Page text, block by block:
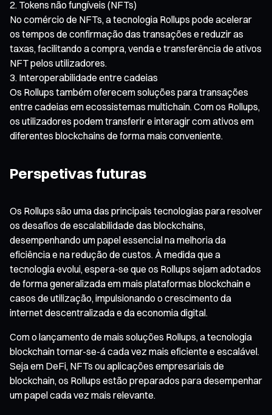
Tokens não fungíveis (NFTs)
No comércio de NFTs, a tecnologia Rollups pode acelerar
os tempos de confirmação das transações e reduzir as
taxas, facilitando a compra, venda e transferência de ativos
NFT pelos utilizadores.
Interoperabilidade entre cadeias
Os Rollups também oferecem soluções para transações
entre cadeias em ecossistemas multichain. Com os Rollups,
os utilizadores podem transferir e interagir com ativos em
diferentes blockchains de forma mais conveniente.
Perspetivas futuras
Os Rollups são uma das principais tecnologias para resolver
os desafios de escalabilidade das blockchains,
desempenhando um papel essencial na melhoria da
eficiência e na redução de custos. À medida que a
tecnologia evolui, espera-se que os Rollups sejam adotados
de forma generalizada em mais plataformas blockchain e
casos de utilização, impulsionando o crescimento da
internet descentralizada e da economia digital.
Com o lançamento de mais soluções Rollups, a tecnologia
blockchain tornar-se-á cada vez mais eficiente e escalável.
Seja em DeFi, NFTs ou aplicações empresariais de
blockchain, os Rollups estão preparados para desempenhar
um papel cada vez mais relevante.